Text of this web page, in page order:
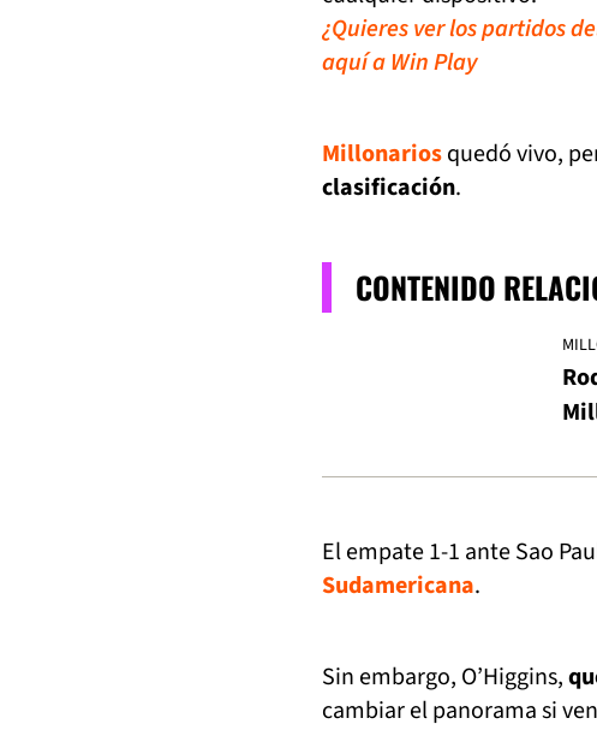
¿Quieres ver los partidos
aquí a Win Play
Millonariosquedó vivo,
clasificación.
CONTENIDO
El empate 1-1 ante Sao
Sudamericana.
Sin embargo, O’Higgins,
cambiar el panorama si